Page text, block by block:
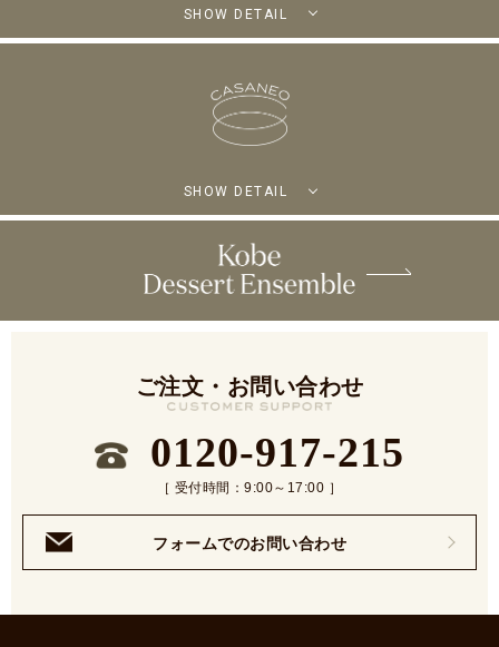
SHOW DETAIL
SHOW DETAIL
ご注文・お問い合わせ
0120-917-215
［ 受付時間：9:00～17:00 ］
フォームでのお問い合わせ